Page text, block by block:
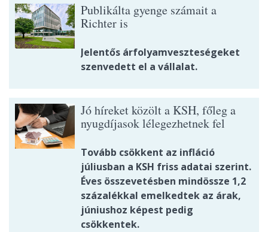
Publikálta gyenge számait a
Richter is
Jelentős árfolyamveszteségeket
szenvedett el a vállalat.
Jó híreket közölt a KSH, főleg a
nyugdíjasok lélegezhetnek fel
Tovább csökkent az infláció
júliusban a KSH friss adatai szerint.
Éves összevetésben mindössze 1,2
százalékkal emelkedtek az árak,
júniushoz képest pedig
csökkentek.